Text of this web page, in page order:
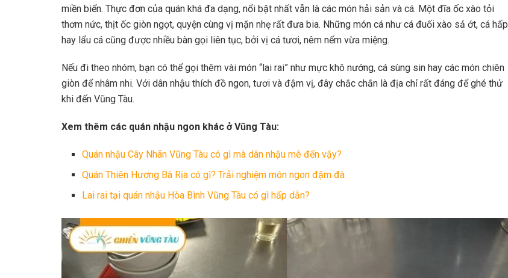
miền biển. Thực đơn của quán khá đa dạng, nổi bật nhất vẫn là các món hải sản và cá. Một đĩa ốc xào tỏi
thơm nức, thịt ốc giòn ngọt, quyện cùng vị mặn nhẹ rất đưa bia. Những món cá như cá đuối xào sả ớt, cá hấp
hay lẩu cá cũng được nhiều bàn gọi liên tục, bởi vị cá tươi, nêm nếm vừa miệng.
Nếu đi theo nhóm, bạn có thể gọi thêm vài món “lai rai” như mực khô nướng, cá sùng sin hay các món chiên
giòn để nhâm nhi. Với dân nhậu thích đồ ngon, tươi và đậm vị, đây chắc chắn là địa chỉ rất đáng để ghé thử
khi đến Vũng Tàu.
Xem thêm các quán nhậu ngon khác ở Vũng Tàu:
Quán nhậu Cây Nhãn Vũng Tàu có gì mà dân nhậu mê đến vậy?
Quán Thiên Hương Bà Rịa có gì? Trải nghiệm món ngon đậm đà
Lai rai tại quán nhậu Hòa Bình Vũng Tàu có gì hấp dẫn?